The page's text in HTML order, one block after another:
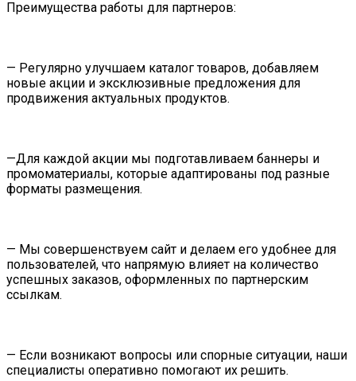
Преимущества работы для партнеров:
— Регулярно улучшаем каталог товаров, добавляем
новые акции и эксклюзивные предложения для
продвижения актуальных продуктов.
—Для каждой акции мы подготавливаем баннеры и
промоматериалы, которые адаптированы под разные
форматы размещения.
— Мы совершенствуем сайт и делаем его удобнее для
пользователей, что напрямую влияет на количество
успешных заказов, оформленных по партнерским
ссылкам.
— Если возникают вопросы или спорные ситуации, наши
специалисты оперативно помогают их решить.